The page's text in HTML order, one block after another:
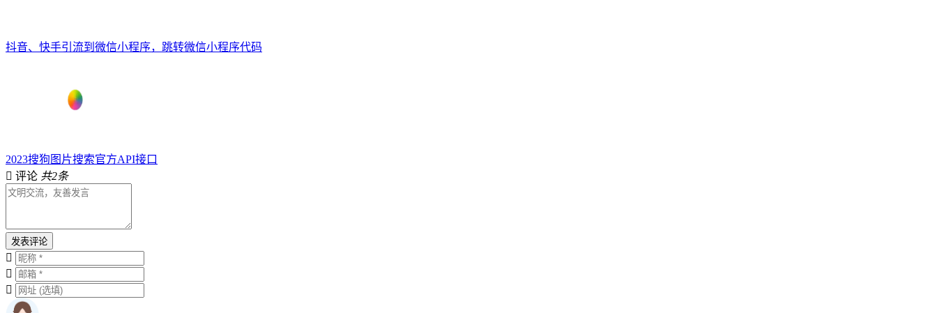
抖音、快手引流到微信小程序，跳转微信小程序代码
2023搜狗图片搜索官方API接口
评论 共2条
发表评论